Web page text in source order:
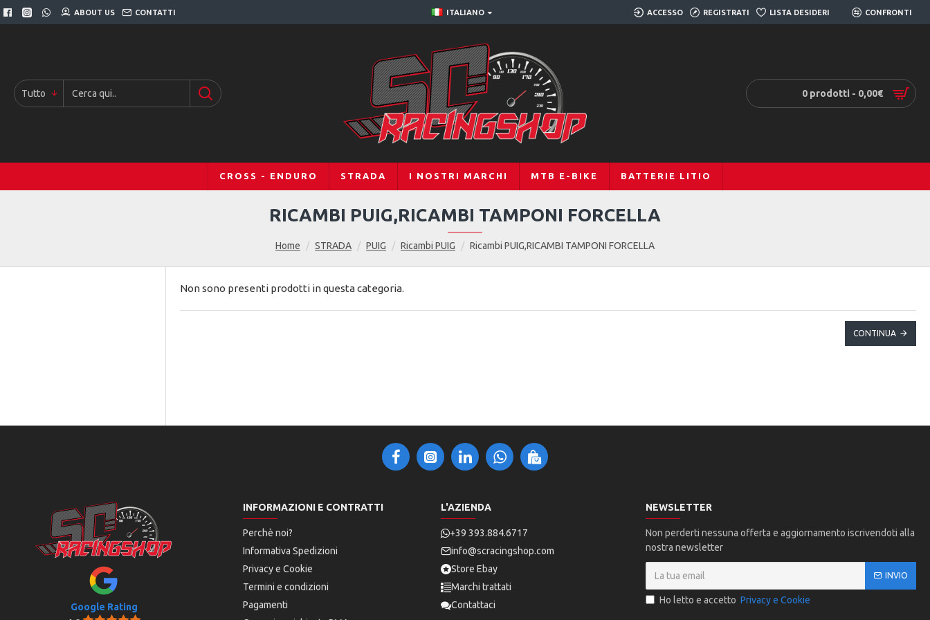
ABOUT US CONTATTI ITALIANO ACCESSO REGISTRATI LISTA DESIDERI CONFRONTI
Tutto 0 prodotti - 0,00€
CROSS - ENDURO STRADA I NOSTRI MARCHI MTB E-BIKE BATTERIE LITIO
Home STRADA PUIG Ricambi PUIG Ricambi PUIG,RICAMBI TAMPONI FORCELLA
RICAMBI PUIG,RICAMBI TAMPONI FORCELLA
Non sono presenti prodotti in questa categoria.
CONTINUA
Google Rating
INFORMAZIONI E CONTRATTI
Perchè noi?
Informativa Spedizioni
Privacy e Cookie
Termini e condizioni
Pagamenti
L'AZIENDA
+39 393.884.6717
info@scracingshop.com
Store Ebay
Marchi trattati
Contattaci
NEWSLETTER
Non perderti nessuna offerta e aggiornamento iscrivendoti alla
nostra newsletter
INVIO
Ho letto e accetto Privacy e Cookie